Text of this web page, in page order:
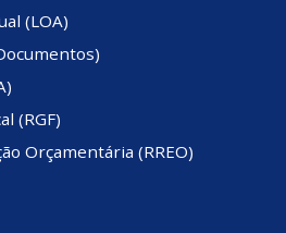
(LOA)
(RGF)
Orçamentária (RREO)